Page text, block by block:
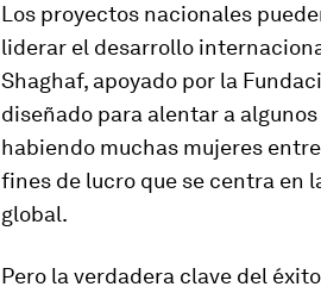
Los proyectos nacionales
liderar el desarrollo
Shaghaf, apoyado por la
diseñado para alentar a
habiendo muchas mujeres
fines de lucro que se centra en
global.
Pero la verdadera clave del